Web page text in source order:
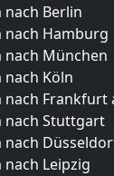
nach Berlin
nach Hamburg
nach München
Köln
nach Frankfurt
nach Stuttgart
nach
Leipzig